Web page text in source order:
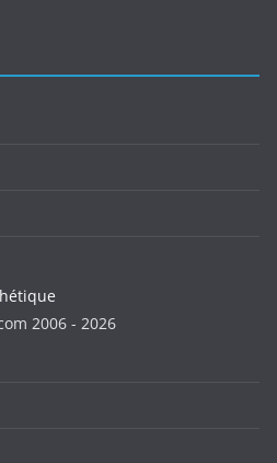
2006 - 2026